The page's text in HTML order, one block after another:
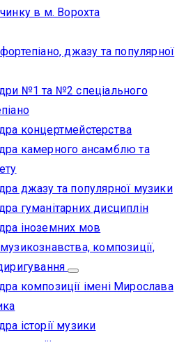
в м. Ворохта
джазу та популярної
№1 та №2 спеціального
концертмейстерства
камерного ансамблю та
джазу та популярної музики
гуманітарних дисциплін
іноземних мов
композиції,
композиції імені Мирослава
історії музики